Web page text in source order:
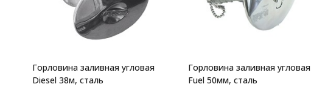
Горловина заливная угловая
Diesel 38м, сталь
Горловина заливная угловая
Fuel 50мм, сталь